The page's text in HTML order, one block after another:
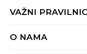
Radno vrijeme 9-16h
Načini isporuke
Reklamacije
VAŽNI
O NAMA